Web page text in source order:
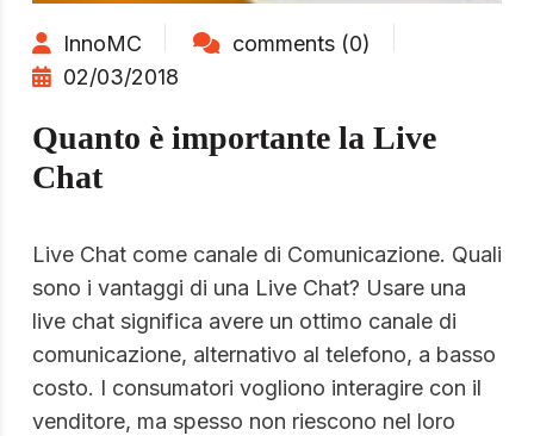
InnoMC
comments (0)
02/03/2018
Quanto è importante la Live
Chat
Live Chat come canale di Comunicazione. Quali
sono i vantaggi di una Live Chat? Usare una
live chat significa avere un ottimo canale di
comunicazione, alternativo al telefono, a basso
costo. I consumatori vogliono interagire con il
venditore, ma spesso non riescono nel loro